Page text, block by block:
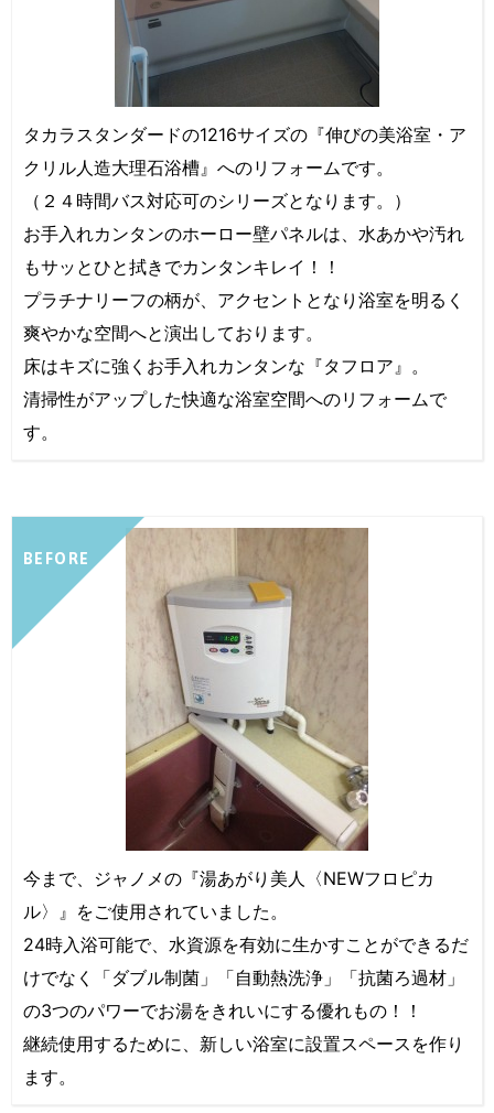
タカラスタンダードの1216サイズの『伸びの美浴室・ア
クリル人造大理石浴槽』へのリフォームです。
（２４時間バス対応可のシリーズとなります。）
お手入れカンタンのホーロー壁パネルは、水あかや汚れ
もサッとひと拭きでカンタンキレイ！！
プラチナリーフの柄が、アクセントとなり浴室を明るく
爽やかな空間へと演出しております。
床はキズに強くお手入れカンタンな『タフロア』。
清掃性がアップした快適な浴室空間へのリフォームで
す。
BEFORE
今まで、ジャノメの『湯あがり美人〈NEWフロピカ
ル〉』をご使用されていました。
24時入浴可能で、水資源を有効に生かすことができるだ
けでなく「ダブル制菌」「自動熱洗浄」「抗菌ろ過材」
の3つのパワーでお湯をきれいにする優れもの！！
継続使用するために、新しい浴室に設置スペースを作り
ます。